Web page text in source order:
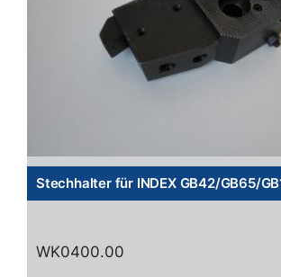
Stechhalter für INDEX GB42/GB65/
WK0400.00